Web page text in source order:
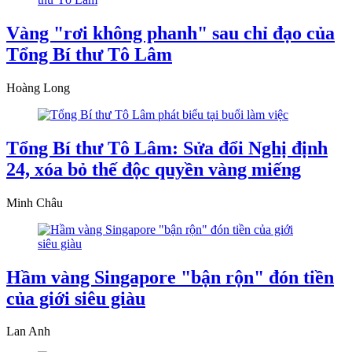
Vàng "rơi không phanh" sau chỉ đạo của
Tổng Bí thư Tô Lâm
Hoàng Long
Tổng Bí thư Tô Lâm: Sửa đổi Nghị định
24, xóa bỏ thế độc quyền vàng miếng
Minh Châu
Hầm vàng Singapore "bận rộn" đón tiền
của giới siêu giàu
Lan Anh